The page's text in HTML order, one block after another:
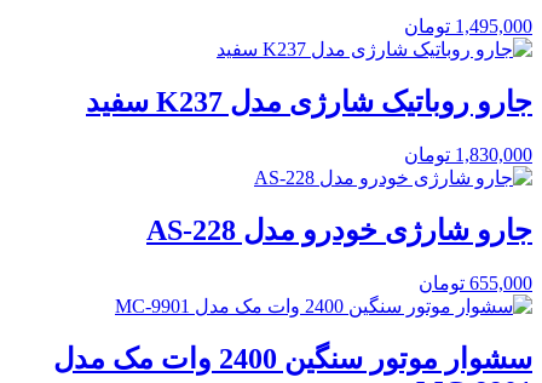
1,495,000 تومان
جارو روباتیک شارژی مدل K237 سفید
1,830,000 تومان
جارو شارژی خودرو مدل AS-228
655,000 تومان
سشوار موتور سنگین 2400 وات مک مدل